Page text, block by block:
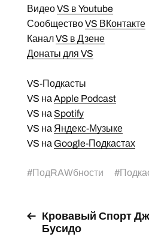
ВидеоVS в Youtube
СообществоVS ВКонтакте
КаналVS в Дзене
Донаты для VS
VS-Подкасты
VS на Apple Podcast
VS на Spotify
VS на Яндекс-Музыке
VS на Google-Подкастах
#ПодRAWбности #
Кровавый Спорт
Бусидо